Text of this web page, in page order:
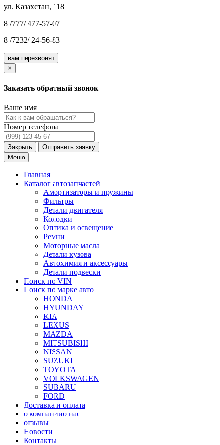
ул. Казахстан, 118
8 /777/ 477-57-07
8 /7232/ 24-56-83
вам перезвонят
×
Заказать обратный звонок
Ваше имя
Номер телефона
Закрыть
Меню
Главная
Каталог автозапчастей
Амортизаторы и пружины
Фильтры
Детали двигателя
Колодки
Оптика и освещение
Ремни
Моторные масла
Детали кузова
Автохимия и аксессуары
Детали подвески
Поиск по VIN
Поиск по марке авто
HONDA
HYUNDAY
KIA
LEXUS
MAZDA
MITSUBISHI
NISSAN
SUZUKI
TOYOTA
VOLKSWAGEN
SUBARU
FORD
Доставка и оплата
о компаниио нас
отзывы
Новости
Контакты